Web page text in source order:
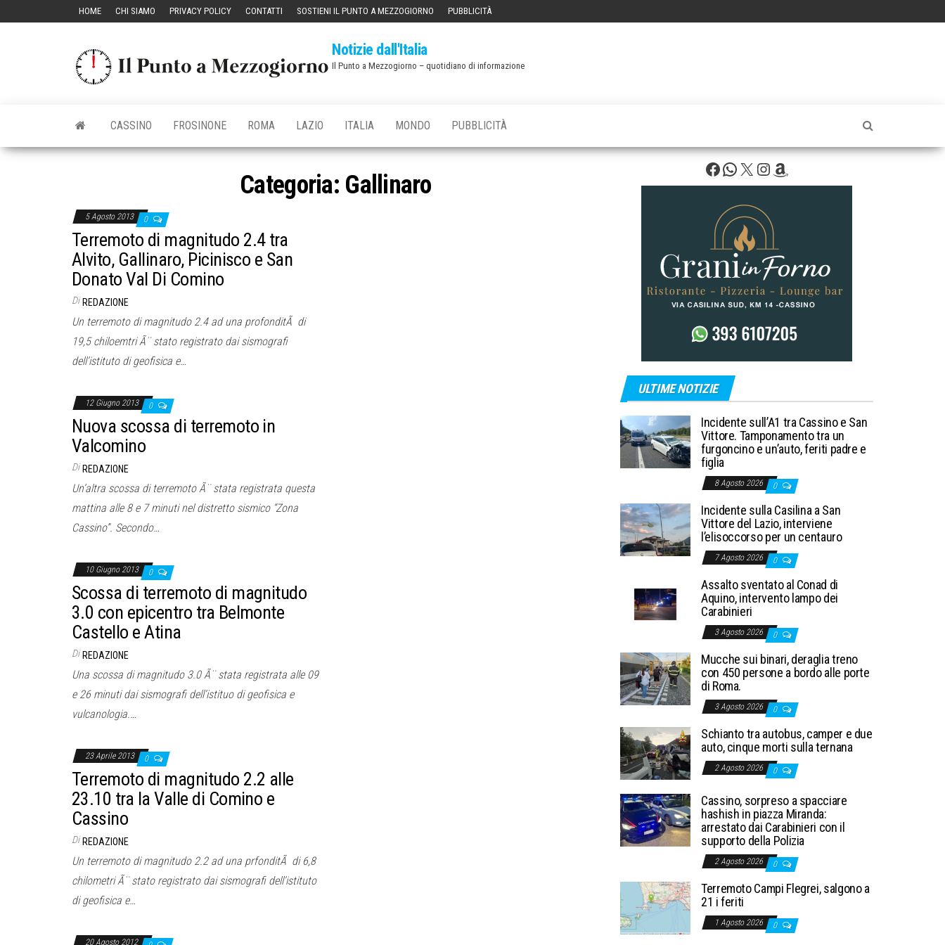
HOME CHI SIAMO PRIVACY POLICY CONTATTI SOSTIENI IL PUNTO A MEZZOGIORNO PUBBLICITÀ
Notizie dall'Italia
Il Punto a Mezzogiorno – quotidiano di informazione
CASSINO FROSINONE ROMA LAZIO ITALIA MONDO PUBBLICITÀ
Categoria: Gallinaro
5 Agosto 2013 0
Terremoto di magnitudo 2.4 tra
Alvito, Gallinaro, Picinisco e San
Donato Val Di Comino
Di REDAZIONE
Un terremoto di magnitudo 2.4 ad una profonditÃ di
19,5 chiloemtri Ã¨ stato registrato dai sismografi
dell’istituto di geofisica e…
12 Giugno 2013 0
Nuova scossa di terremoto in
Valcomino
Di REDAZIONE
Un’altra scossa di terremoto Ã¨ stata registrata questa
mattina alle 8 e 7 minuti nel distretto sismico “Zona
Cassino”. Secondo…
10 Giugno 2013 0
Scossa di terremoto di magnitudo
3.0 con epicentro tra Belmonte
Castello e Atina
Di REDAZIONE
Una scossa di magnitudo 3.0 Ã¨ stata registrata alle 09
e 26 minuti dai sismografi dell’istituo di geofisica e
vulcanologia.…
23 Aprile 2013 0
Terremoto di magnitudo 2.2 alle
23.10 tra la Valle di Comino e
Cassino
Di REDAZIONE
Un terremoto di magnitudo 2.2 ad una prfonditÃ di 6,8
chilometri Ã¨ stato registrato dai sismografi dell’istituto
di geofisica e…
20 Agosto 2012
Facebook
WhatsApp
X Instagram
Amazon
ULTIME NOTIZIE
Incidente sull’A1 tra Cassino e San
Vittore. Tamponamento tra un
furgoncino e un’auto, feriti padre e
figlia
8 Agosto 2026 0
Incidente sulla Casilina a San
Vittore del Lazio, interviene
l’elisoccorso per un centauro
7 Agosto 2026 0
Assalto sventato al Conad di
Aquino, intervento lampo dei
Carabinieri
3 Agosto 2026 0
Mucche sui binari, deraglia treno
con 450 persone a bordo alle porte
di Roma.
3 Agosto 2026 0
Schianto tra autobus, camper e due
auto, cinque morti sulla ternana
2 Agosto 2026 0
Cassino, sorpreso a spacciare
hashish in piazza Miranda:
arrestato dai Carabinieri con il
supporto della Polizia
2 Agosto 2026 0
Terremoto Campi Flegrei, salgono a
21 i feriti
1 Agosto 2026 0